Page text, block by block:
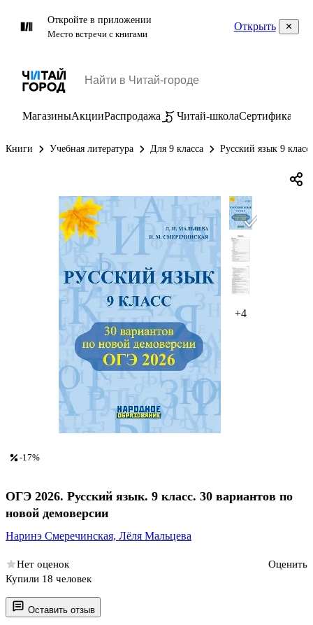
Откройте в приложении
Место встречи с книгами
Открыть
МагазиныАкцииРаспродажа Читай-школаСертификаты
Книги Учебная литература Для 9 класса Русский язык 9 класс
+4
Оставить отзыв
-17%
ОГЭ 2026. Русский язык. 9 класс. 30 вариантов по
новой демоверсии
Наринэ Смеречинская, Лёля Мальцева
Нет оценок
Оценить
Купили 18 человек